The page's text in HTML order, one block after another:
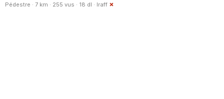
Pédestre · 7 km · 255 vus · 18 dl · lraff